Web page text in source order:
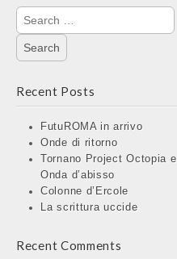
Search
for:
Recent Posts
FutuROMA in arrivo
Onde di ritorno
Tornano Project Octopia e
Onda d’abisso
Colonne d’Ercole
La scrittura uccide
Recent Comments